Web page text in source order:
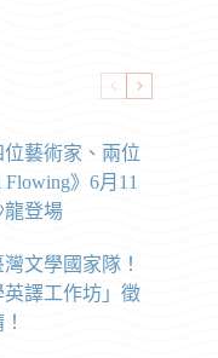
藝術家、兩位
》6月11
龍登場
文學國家隊！
英譯工作坊」徵